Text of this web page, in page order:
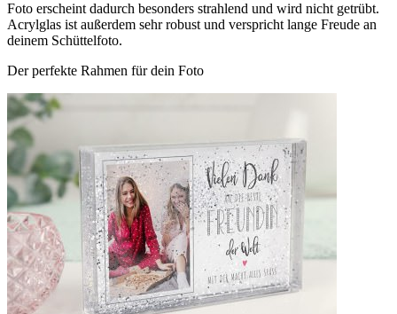
Foto erscheint dadurch besonders strahlend und wird nicht getrübt.
Acrylglas ist außerdem sehr robust und verspricht lange Freude an
deinem Schüttelfoto.
Der perfekte Rahmen für dein Foto